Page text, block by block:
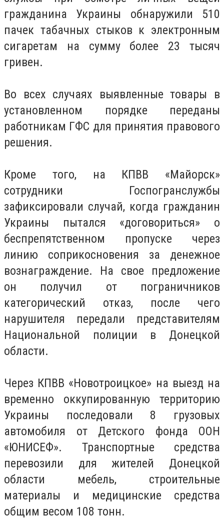
гражданина Украины обнаружили 510
пачек табачных стыков к электронным
сигаретам на сумму более 23 тысяч
гривен.
Во всех случаях выявленные товары в
установленном порядке переданы
работникам ГФС для принятия правового
решения.
Кроме того, на КПВВ «Майорск»
сотрудники Госпогранслужбы
зафиксировали случай, когда гражданин
Украины пытался «договориться» о
беспрепятственном пропуске через
линию соприкосновения за денежное
вознаграждение. На свое предложение
он получил от пограничников
категорический отказ, после чего
нарушителя передали представителям
Национальной полиции в Донецкой
области.
Через КПВВ «Новотроицкое» на выезд на
временно оккупированную территорию
Украины последовали 8 грузовых
автомобиля от Детского фонда ООН
«ЮНИСЕФ». Транспортные средства
перевозили для жителей Донецкой
области мебель, строительные
материалы и медицинские средства
общим весом 108 тонн.